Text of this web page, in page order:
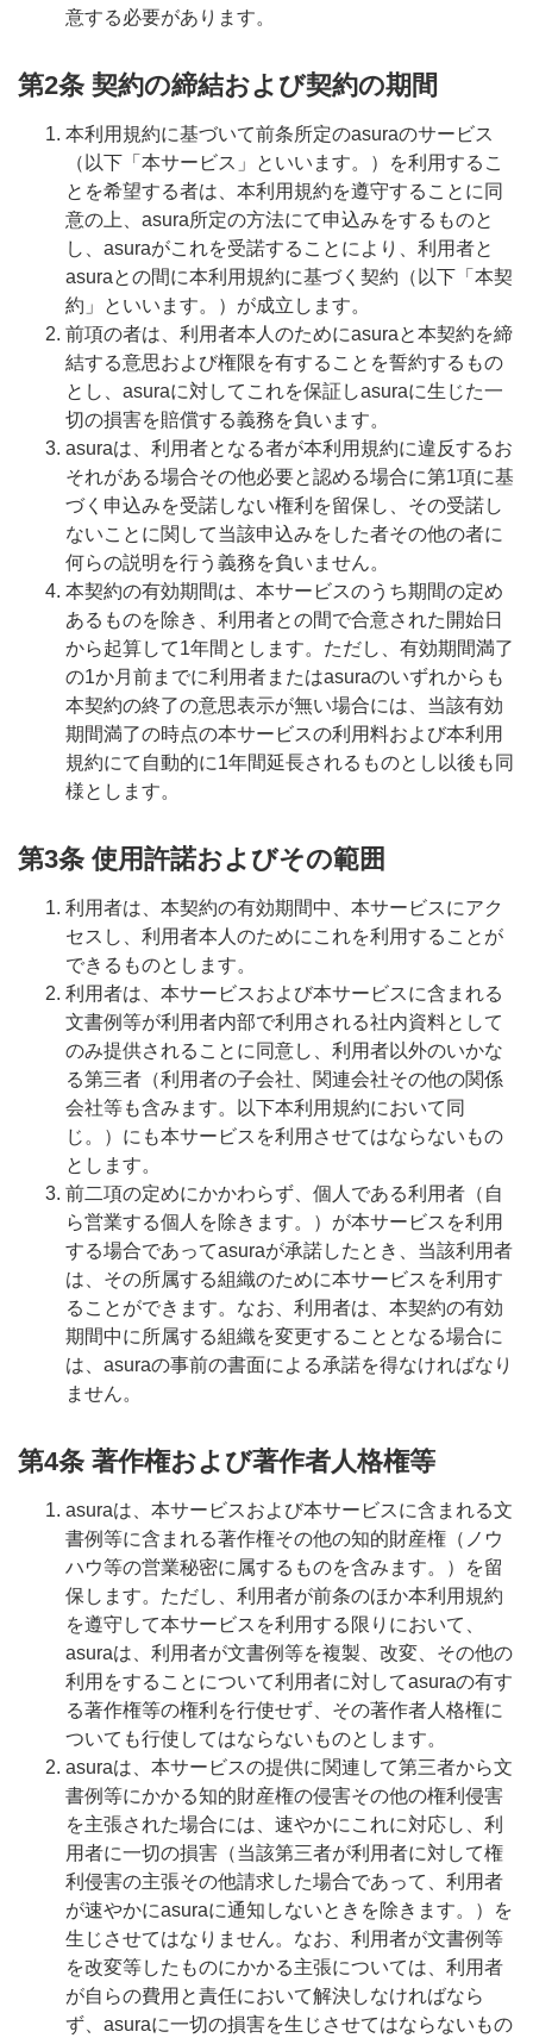
意する必要があります。
第2条 契約の締結および契約の期間
本利用規約に基づいて前条所定のasuraのサービス
（以下「本サービス」といいます。）を利用するこ
とを希望する者は、本利用規約を遵守することに同
意の上、asura所定の方法にて申込みをするものと
し、asuraがこれを受諾することにより、利用者と
asuraとの間に本利用規約に基づく契約（以下「本契
約」といいます。）が成立します。
前項の者は、利用者本人のためにasuraと本契約を締
結する意思および権限を有することを誓約するもの
とし、asuraに対してこれを保証しasuraに生じた一
切の損害を賠償する義務を負います。
asuraは、利用者となる者が本利用規約に違反するお
それがある場合その他必要と認める場合に第1項に基
づく申込みを受諾しない権利を留保し、その受諾し
ないことに関して当該申込みをした者その他の者に
何らの説明を行う義務を負いません。
本契約の有効期間は、本サービスのうち期間の定め
あるものを除き、利用者との間で合意された開始日
から起算して1年間とします。ただし、有効期間満了
の1か月前までに利用者またはasuraのいずれからも
本契約の終了の意思表示が無い場合には、当該有効
期間満了の時点の本サービスの利用料および本利用
規約にて自動的に1年間延長されるものとし以後も同
様とします。
第3条 使用許諾およびその範囲
利用者は、本契約の有効期間中、本サービスにアク
セスし、利用者本人のためにこれを利用することが
できるものとします。
利用者は、本サービスおよび本サービスに含まれる
文書例等が利用者内部で利用される社内資料として
のみ提供されることに同意し、利用者以外のいかな
る第三者（利用者の子会社、関連会社その他の関係
会社等も含みます。以下本利用規約において同
じ。）にも本サービスを利用させてはならないもの
とします。
前二項の定めにかかわらず、個人である利用者（自
ら営業する個人を除きます。）が本サービスを利用
する場合であってasuraが承諾したとき、当該利用者
は、その所属する組織のために本サービスを利用す
ることができます。なお、利用者は、本契約の有効
期間中に所属する組織を変更することとなる場合に
は、asuraの事前の書面による承諾を得なければなり
ません。
第4条 著作権および著作者人格権等
asuraは、本サービスおよび本サービスに含まれる文
書例等に含まれる著作権その他の知的財産権（ノウ
ハウ等の営業秘密に属するものを含みます。）を留
保します。ただし、利用者が前条のほか本利用規約
を遵守して本サービスを利用する限りにおいて、
asuraは、利用者が文書例等を複製、改変、その他の
利用をすることについて利用者に対してasuraの有す
る著作権等の権利を行使せず、その著作者人格権に
ついても行使してはならないものとします。
asuraは、本サービスの提供に関連して第三者から文
書例等にかかる知的財産権の侵害その他の権利侵害
を主張された場合には、速やかにこれに対応し、利
用者に一切の損害（当該第三者が利用者に対して権
利侵害の主張その他請求した場合であって、利用者
が速やかにasuraに通知しないときを除きます。）を
生じさせてはなりません。なお、利用者が文書例等
を改変等したものにかかる主張については、利用者
が自らの費用と責任において解決しなければなら
ず、asuraに一切の損害を生じさせてはならないもの